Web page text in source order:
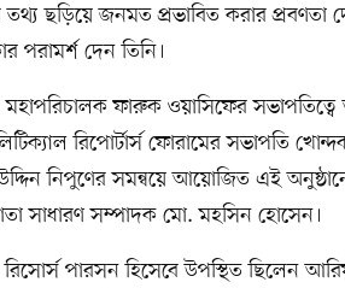
তথ্য ছড়িয়ে জনমত প্রভাবিত করার প্রবণতা
পরামর্শ দেন তিনি।
ফারুক ওয়াসিফের সভাপতিত্বে
রিপোর্টার্স ফোরামের সভাপতি
নিপুণের সমন্বয়ে আয়োজিত এই
সাধারণ সম্পাদক মো. মহসিন হোসেন।
রিসোর্স পারসন হিসেবে উপস্থিত